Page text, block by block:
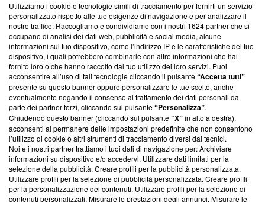
Questa sezione offre informazioni trasparenti su Blasting
News, sui nostri processi editoriali e su come ci impegniamo a
creare news di qualità. Inoltre, afferma la nostra aderenza a
‘Trust Project - News with Integrity’Blasting News non è
ancora membro del programma, ma ha richiesto di farne
parte; Trust Project non ha ancora effettuato una verifica di
conformità agli standard.
Su di noi
Team editoriale
Corporate
Redazione
Informativa Privacy
Utilizziamo i cookie e tecnologie simili di tracciamento per fornirti un servizio
personalizzato rispetto alle tue esigenze di navigazione e per analizzare il
nostro traffico. Raccogliamo e condividiamo con i nostri 1624partner che si
occupano di analisi dei dati web, pubblicità e social media, alcune
informazioni sul tuo dispositivo, come l’indirizzo IP e le caratteristiche del tuo
dispositivo, i quali potrebbero combinarle con altre informazioni che hai
fornito loro o che hanno raccolto dal tuo utilizzo dei loro servizi. Puoi
acconsentire all’uso di tali tecnologie cliccando il pulsante“Accetta tutti”
presente su questo banner oppure personalizzare le tue scelte, anche
eventualmente negando il consenso al trattamento dei dati personali da
parte dei partner terzi, cliccando sul pulsante“Personalizza”.
Chiudendo questo banner (cliccando sul pulsante“X”in alto a destra),
acconsenti al permanere delle impostazioni predefinite che non consentono
l’utilizzo di cookie o altri strumenti di tracciamento diversi dai tecnici.
Noi e i nostri partner trattiamo i tuoi dati di navigazione per: Archiviare
informazioni su dispositivo e/o accedervi. Utilizzare dati limitati per la
selezione della pubblicità. Creare profili per la pubblicità personalizzata.
Utilizzare profili per la selezione di pubblicità personalizzata. Creare profili
per la personalizzazione dei contenuti. Utilizzare profili per la selezione di
contenuti personalizzati. Misurare le prestazioni degli annunci. Misurare le